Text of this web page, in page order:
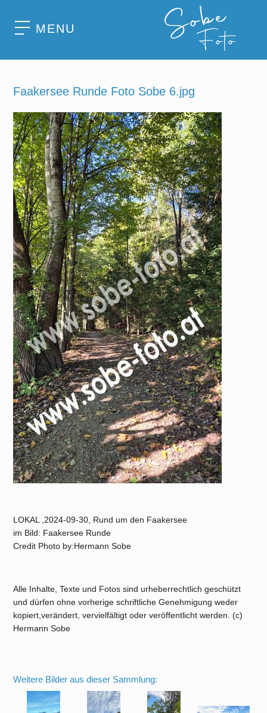
MENU
Faakersee Runde Foto Sobe 6.jpg
LOKAL ,2024-09-30, Rund um den Faakersee
im Bild: Faakersee Runde
Credit Photo by:Hermann Sobe
Alle Inhalte, Texte und Fotos sind urheberrechtlich geschützt
und dürfen ohne vorherige schriftliche Genehmigung weder
kopiert,verändert, vervielfältigt oder veröffentlicht werden. (c)
Hermann Sobe
Weitere Bilder aus dieser Sammlung: